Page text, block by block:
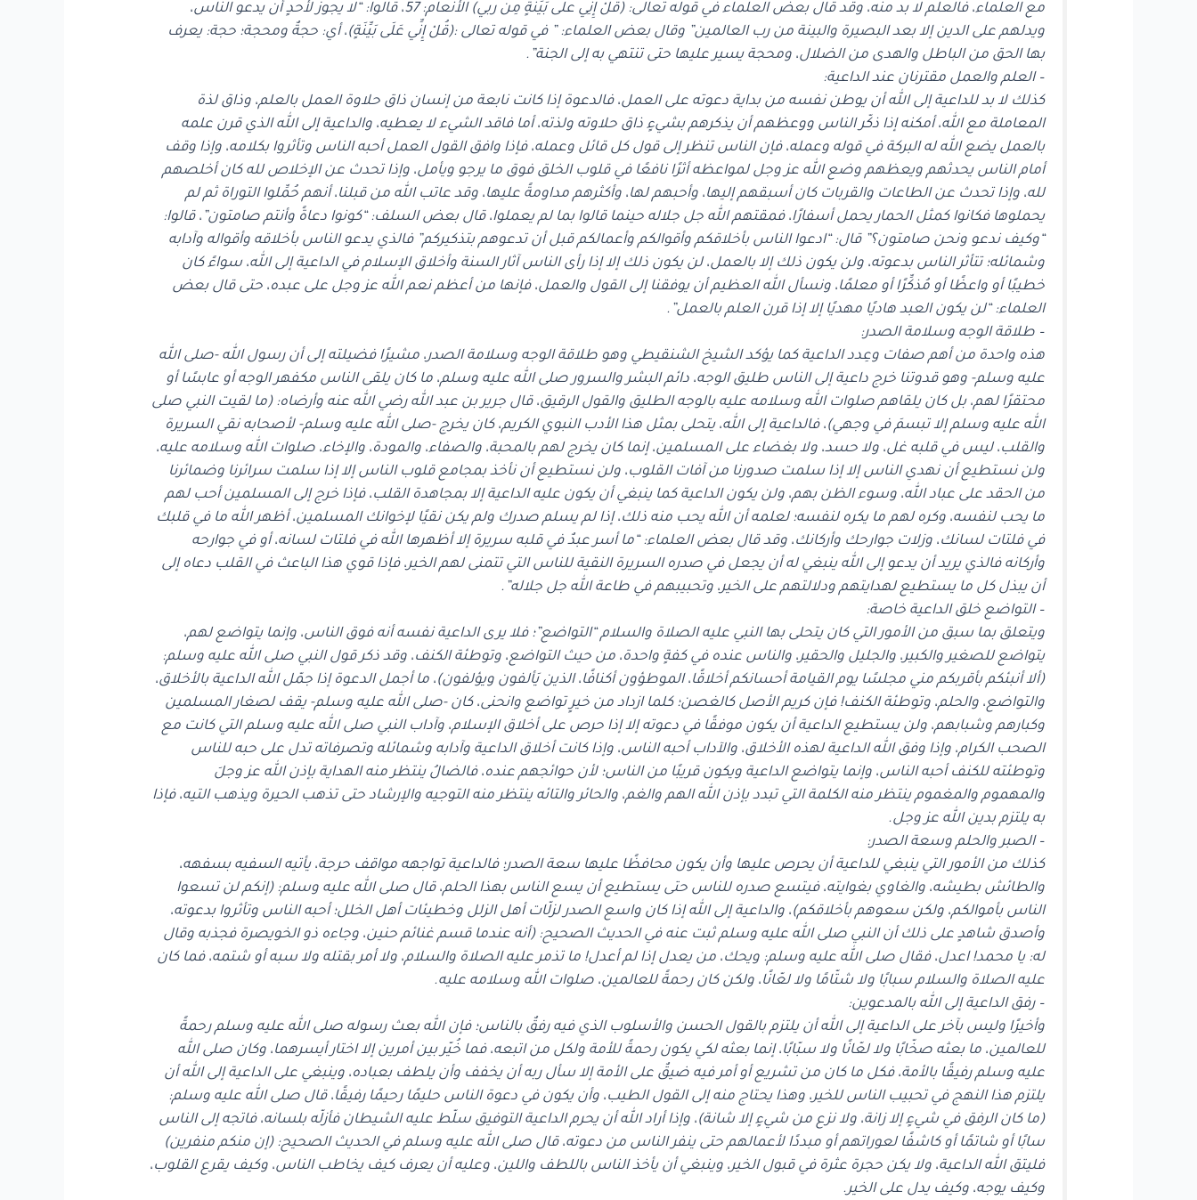
مع العلماء، فالعلم لا بد منه، وقد قال بعض العلماء في قوله تعالى: (قُلْ إِنِي على بَيِّنَةٍ مِن ربي) الأنعام: 57، قالوا: “لا يجوز لأحدٍ أن يدعو الناس،
ويدلهم على الدين إلا بعد البصيرة والبينة من رب العالمين” وقال بعض العلماء: ” في قوله تعالى :(قُلْ إِنِّي عَلَى بَيِّنَةٍ)، أي: حجةٌ ومحجة؛ حجة: يعرف
بها الحق من الباطل والهدى من الضلال، ومحجة يسير عليها حتى تنتهي به إلى الجنة”.
– العلم والعمل مقترنان عند الداعية:
كذلك لا بد للداعية إلى الله أن يوطن نفسه من بداية دعوته على العمل، فالدعوة إذا كانت نابعة من إنسان ذاق حلاوة العمل بالعلم، وذاق لذة
المعاملة مع الله، أمكنه إذا ذكّر الناس ووعظهم أن يذكرهم بشيءٍ ذاق حلاوته ولذته، أما فاقد الشيء لا يعطيه، والداعية إلى الله الذي قرن علمه
بالعمل يضع الله له البركة في قوله وعمله، فإن الناس تنظر إلى قول كل قائل وعمله، فإذا وافق القول العمل أحبه الناس وتأثروا بكلامه، وإذا وقف
أمام الناس يحدثهم ويعظهم وضع الله عز وجل لمواعظه أثرًا نافعًا في قلوب الخلق فوق ما يرجو ويأمل، وإذا تحدث عن الإخلاص لله كان أخلصهم
لله، وإذا تحدث عن الطاعات والقربات كان أسبقهم إليها، وأحبهم لها، وأكثرهم مداومةً عليها، وقد عاتب الله من قبلنا، أنهم حُمِّلوا التوراة ثم لم
يحملوها فكانوا كمثل الحمار يحمل أسفارًا، فمقتهم الله جل جلاله حينما قالوا بما لم يعملوا، قال بعض السلف: “كونوا دعاةً وأنتم صامتون”، قالوا:
“وكيف ندعو ونحن صامتون؟” قال: “ادعوا الناس بأخلاقكم وأقوالكم وأعمالكم قبل أن تدعوهم بتذكيركم” فالذي يدعو الناس بأخلاقه وأقواله وآدابه
وشمائله؛ تتأثر الناس بدعوته، ولن يكون ذلك إلا بالعمل، لن يكون ذلك إلا إذا رأى الناس آثار السنة وأخلاق الإسلام في الداعية إلى الله، سواءً كان
خطيبًا أو واعظًا أو مُذكِّرًا أو معلمًا، ونسأل الله العظيم أن يوفقنا إلى القول والعمل، فإنها من أعظم نعم الله عز وجل على عبده، حتى قال بعض
العلماء: “لن يكون العبد هاديًا مهديًا إلا إذا قرن العلم بالعمل”.
– طلاقة الوجه وسلامة الصدر:
هذه واحدة من أهم صفات وعِدد الداعية كما يؤكد الشيخ الشنقيطي وهو طلاقة الوجه وسلامة الصدر، مشيرًا فضيلته إلى أن رسول الله -صلى الله
عليه وسلم- وهو قدوتنا خرج داعية إلى الناس طليق الوجه، دائم البشر والسرور صلى الله عليه وسلم، ما كان يلقى الناس مكفهر الوجه أو عابسًا أو
محتقرًا لهم، بل كان يلقاهم صلوات الله وسلامه عليه بالوجه الطليق والقول الرقيق، قال جرير بن عبد الله رضي الله عنه وأرضاه: (ما لقيت النبي صلى
الله عليه وسلم إلا تبسمَ في وجهي)، فالداعية إلى الله، يتحلى بمثل هذا الأدب النبوي الكريم، كان يخرج -صلى الله عليه وسلم- لأصحابه نقي السريرة
والقلب، ليس في قلبه غل، ولا حسد، ولا بغضاء على المسلمين، إنما كان يخرج لهم بالمحبة، والصفاء، والمودة، والإخاء، صلوات الله وسلامه عليه،
ولن نستطيع أن نهدي الناس إلا إذا سلمت صدورنا من آفات القلوب، ولن نستطيع أن نأخذ بمجامع قلوب الناس إلا إذا سلمت سرائرنا وضمائرنا
من الحقد على عباد الله، وسوء الظن بهم، ولن يكون الداعية كما ينبغي أن يكون عليه الداعية إلا بمجاهدة القلب، فإذا خرج إلى المسلمين أحب لهم
ما يحب لنفسه، وكره لهم ما يكره لنفسه؛ لعلمه أن الله يحب منه ذلك، إذا لم يسلم صدرك ولم يكن نقيًا لإخوانك المسلمين، أظهر الله ما في قلبك
في فلتات لسانك، وزلات جوارحك وأركانك، وقد قال بعض العلماء: “ما أسر عبدٌ في قلبه سريرة إلا أظهرها الله في فلتات لسانه، أو في جوارحه
وأركانه فالذي يريد أن يدعو إلى الله ينبغي له أن يجعل في صدره السريرة النقية للناس التي تتمنى لهم الخير، فإذا قوي هذا الباعث في القلب دعاه إلى
أن يبذل كل ما يستطيع لهدايتهم ودلالتهم على الخير، وتحبيبهم في طاعة الله جل جلاله”.
– التواضع خلق الداعية خاصة:
ويتعلق بما سبق من الأمور التي كان يتحلى بها النبي عليه الصلاة والسلام “التواضع”؛ فلا يرى الداعية نفسه أنه فوق الناس، وإنما يتواضع لهم،
يتواضع للصغير والكبير، والجليل والحقير، والناس عنده في كفةٍ واحدة، من حيث التواضع، وتوطئة الكنف، وقد ذكر قول النبي صلى الله عليه وسلم:
(ألا أنبئكم بأقربكم مني مجلسًا يوم القيامة أحسانكم أخلاقًا، الموطؤون أكنافًا، الذين يَألفون ويؤلفون)، ما أجمل الدعوة إذا جمّل الله الداعية بالأخلاق،
والتواضع، والحلم، وتوطئة الكنف! فإن كريم الأصل كالغصن؛ كلما ازداد من خيرٍ تواضع وانحنى، كان -صلى الله عليه وسلم- يقف لصغار المسلمين
وكبارهم وشبابهم، ولن يستطيع الداعية أن يكون موفقًا في دعوته إلا إذا حرص على أخلاق الإسلام، وآداب النبي صلى الله عليه وسلم التي كانت مع
الصحب الكرام، وإذا وفق الله الداعية لهذه الأخلاق، والآداب أحبه الناس، وإذا كانت أخلاق الداعية وآدابه وشمائله وتصرفاته تدل على حبه للناس
وتوطئته للكنف أحبه الناس، وإنما يتواضع الداعية ويكون قريبًا من الناس؛ لأن حوائجهم عنده، فالضالُ ينتظر منه الهداية بإذن الله عز وجلَ
والمهموم والمغموم ينتظر منه الكلمة التي تبدد بإذن الله الهم والغم، والحائر والتائه ينتظر منه التوجيه والإرشاد حتى تذهب الحيرة ويذهب التيه، فإذا
به يلتزم بدين الله عز وجل.
– الصبر والحلم وسعة الصدر:
كذلك من الأمور التي ينبغي للداعية أن يحرص عليها وأن يكون محافظًا عليها سعة الصدر؛ فالداعية تواجهه مواقف حرجة، يأتيه السفيه بسفهه،
والطائش بطيشه، والغاوي بغوايته، فيتسع صدره للناس حتى يستطيع أن يسع الناس بهذا الحلم، قال صلى الله عليه وسلم: (إنكم لن تسعوا
الناس بأموالكم، ولكن سعوهم بأخلاقكم)، والداعية إلى الله إذا كان واسع الصدر لزلّات أهل الزلل وخطيئات أهل الخلل؛ أحبه الناس وتأثروا بدعوته،
وأصدق شاهدٍ على ذلك أن النبي صلى الله عليه وسلم ثبت عنه في الحديث الصحيح: (أنه عندما قسم غنائم حنين، وجاءه ذو الخويصرة فجذبه وقال
له: يا محمد! اعدل، فقال صلى الله عليه وسلم: ويحك، من يعدل إذا لم أعدل! ما تذمر عليه الصلاة والسلام، ولا أمر بقتله ولا سبه أو شتمه، فما كان
عليه الصلاة والسلام سبابًا ولا شتّامًا ولا لعّانًا، ولكن كان رحمةً للعالمين، صلوات الله وسلامه عليه.
– رفق الداعية إلى الله بالمدعوين:
وأخيرًا وليس بآخر على الداعية إلى الله أن يلتزم بالقول الحسن والأسلوب الذي فيه رفقٌ بالناس؛ فإن الله بعث رسوله صلى الله عليه وسلم رحمةً
للعالمين، ما بعثه صخّابًا ولا لعّانًا ولا سبّابًا، إنما بعثه لكي يكون رحمةً للأمة ولكل من اتبعه، فما خُيّر بين أمرين إلا اختار أيسرهما، وكان صلى الله
عليه وسلم رفيقًا بالأمة، فكل ما كان من تشريع أو أمر فيه ضيقٌ على الأمة إلا سأل ربه أن يخفف وأن يلطف بعباده، وينبغي على الداعية إلى الله أن
يلتزم هذا النهج في تحبيب الناس للخير، وهذا يحتاج منه إلى القول الطيب، وأن يكون في دعوة الناس حليمًا رحيمًا رفيقًا، قال صلى الله عليه وسلم:
(ما كان الرفق في شيءٍ إلا زانة، ولا نزع من شيءٍ إلا شانة)، وإذا أراد الله أن يحرم الداعية التوفيق سلّط عليه الشيطان فأزلّه بلسانه، فاتجه إلى الناس
سابًا أو شاتمًا أو كاشفًا لعوراتهم أو مبددًا لأعمالهم حتى ينفر الناس من دعوته، قال صلى الله عليه وسلم في الحديث الصحيح: (إن منكم منفرين)
فليتق الله الداعية، ولا يكن حجرة عثرة في قبول الخير، وينبغي أن يأخذ الناس باللطف واللين، وعليه أن يعرف كيف يخاطب الناس، وكيف يقرع القلوب،
وكيف يوجه، وكيف يدل على الخير.